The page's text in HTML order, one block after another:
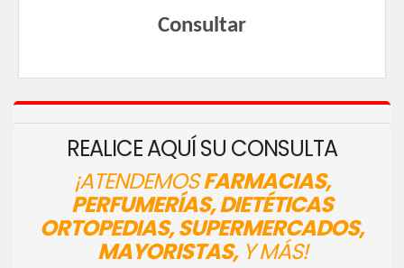
Consultar
REALICE AQUÍ SU CONSULTA
¡ATENDEMOSFARMACIAS,
PERFUMERÍAS, DIETÉTICAS
ORTOPEDIAS, SUPERMERCADOS,
MAYORISTAS,Y MÁS!